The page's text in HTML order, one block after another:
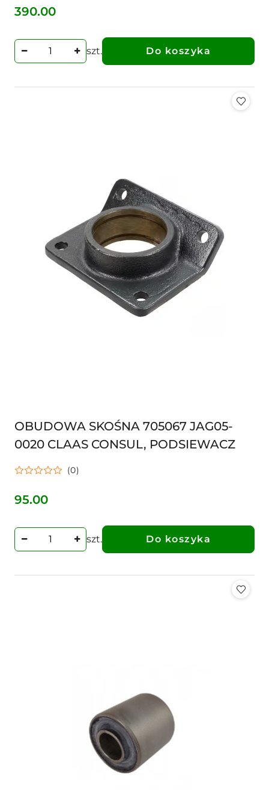
Cena:
390.00
szt. Do koszyka
OBUDOWA SKOŚNA 705067 JAG05-
0020 CLAAS CONSUL, PODSIEWACZ
(0)
Cena:
95.00
szt. Do koszyka